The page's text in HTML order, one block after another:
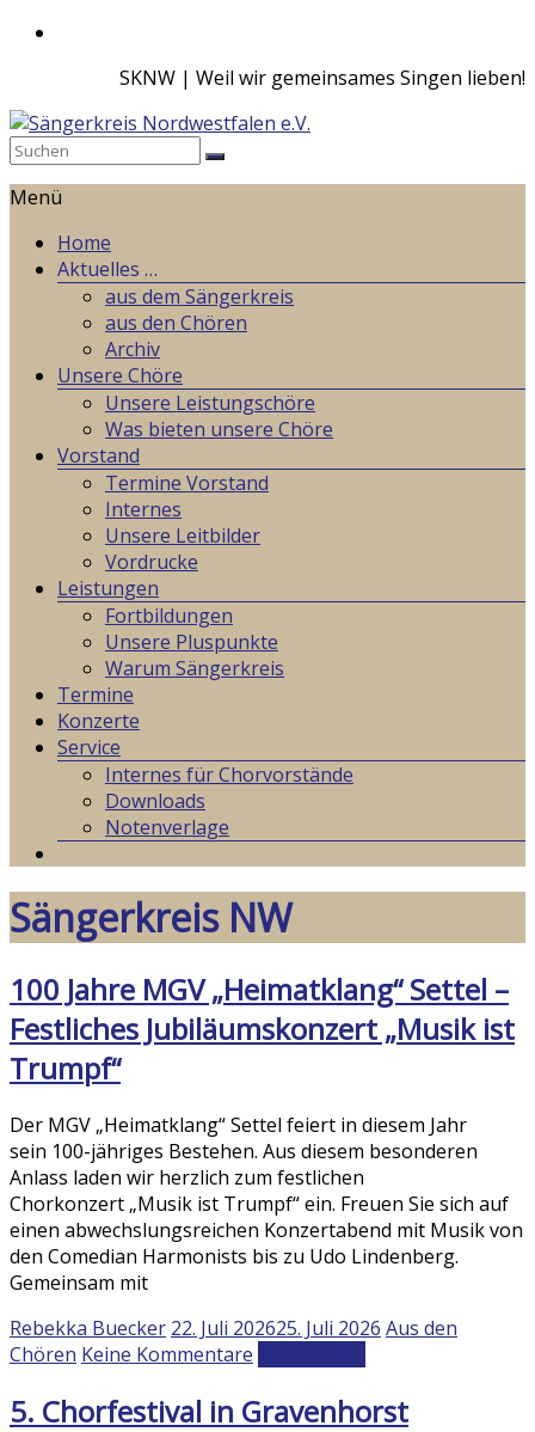
Zum
SKNW | Weil wir gemeinsames Singen lieben!
Sängerkreis
Nordwestfalen
Weil
gemeinsames
Singen
lieben!
Menü
Home
Aktuelles …
aus dem Sängerkreis
aus den Chören
Archiv
Unsere Chöre
Unsere Leistungschöre
Was bieten unsere Chöre
Vorstand
Termine Vorstand
Internes
Unsere Leitbilder
Vordrucke
Leistungen
Fortbildungen
Unsere Pluspunkte
Warum Sängerkreis
Termine
Konzerte
Service
Internes für Chorvorstände
Downloads
Notenverlage
Sängerkreis NW
100 Jahre MGV „Heimatklang“ Settel –
Festliches Jubiläumskonzert „Musik ist
Trumpf“
Der MGV „Heimatklang“ Settel feiert in diesem Jahr
sein 100-jähriges Bestehen. Aus diesem besonderen
Anlass laden wir herzlich zum festlichen
Chorkonzert „Musik ist Trumpf“ ein. Freuen Sie sich auf
einen abwechslungsreichen Konzertabend mit Musik von
den Comedian Harmonists bis zu Udo Lindenberg.
Gemeinsam mit
Rebekka Buecker 22. Juli 202625. Juli 2026 Aus den
Chören Keine Kommentare
5. Chorfestival in Gravenhorst